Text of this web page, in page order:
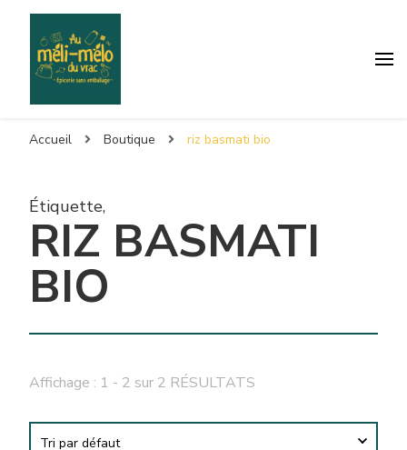
Accueil Boutique riz basmati bio
Étiquette,
RIZ BASMATI
BIO
Affichage : 1 - 2 sur 2 RÉSULTATS